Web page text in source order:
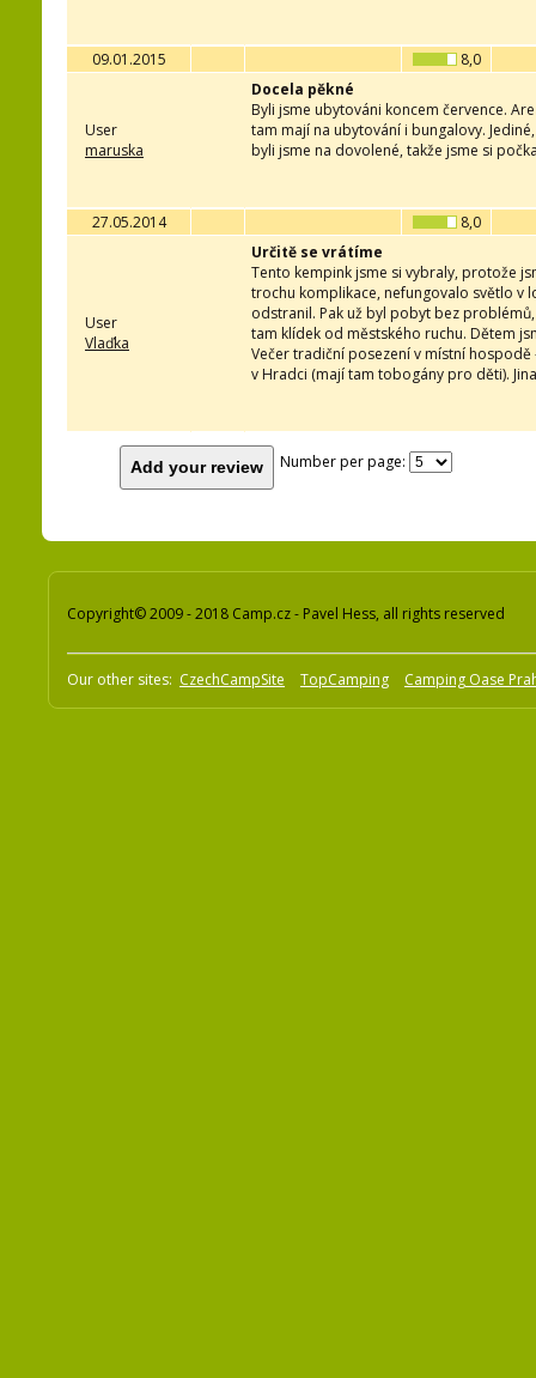
09.01.2015 8,0
User
maruska
Docela pěkné
Byli jsme ubytováni koncem července.
tam mají na ubytování i bungalovy.
byli jsme na dovolené, takže jsme si
27.05.2014 8,0
User
Vlaďka
Určitě se vrátíme
Tento kempink jsme si vybraly, protože
trochu komplikace, nefungovalo světlo v
odstranil. Pak už byl pobyt bez
tam klídek od městského ruchu. Dětem
Večer tradiční posezení v místní
v Hradci (mají tam tobogány pro děti).
Add your review Number per page:
Copyright© 2009 - 2018 Camp.cz - Pavel Hess, all rights reserved
Our other sites: CzechCampSite TopCamping Camping Oase